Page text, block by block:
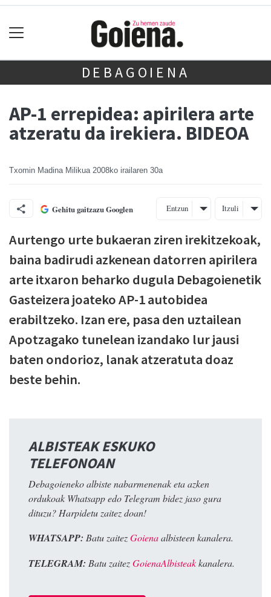
DEBAGOIENA
AP-1 errepidea: apirilera arte
atzeratu da irekiera. BIDEOA
Txomin Madina Milikua 2008ko irailaren 30a
Gehitu gaitzazu Googlen Entzun Itzuli
Aurtengo urte bukaeran ziren irekitzekoak,
baina badirudi azkenean datorren apirilera
arte itxaron beharko dugula Debagoienetik
Gasteizera joateko AP-1 autobidea
erabiltzeko. Izan ere, pasa den uztailean
Apotzagako tunelean izandako lur jausi
baten ondorioz, lanak atzeratuta doaz
beste behin.
ALBISTEAK ESKUKO
TELEFONOAN
Debagoieneko albiste nabarmenenak eta azken
ordukoak Whatsapp edo Telegram bidez jaso gura
dituzu? Harpidetu zaitez doan!
WHATSAPP: Batu zaitezGoienaalbisteen kanalera.
TELEGRAM: Batu zaitezGoienaAlbisteakkanalera.